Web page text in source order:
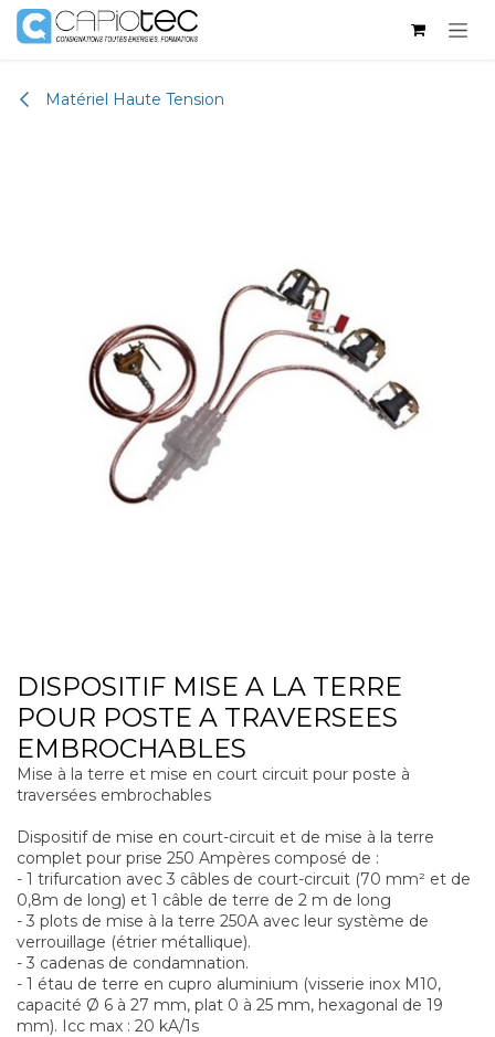
Se rendre au contenu
Matériel Haute Tension
DISPOSITIF MISE A LA TERRE
POUR POSTE A TRAVERSEES
EMBROCHABLES
Mise à la terre et mise en court circuit pour poste à
traversées embrochables
Dispositif de mise en court-circuit et de mise à la terre
complet pour prise 250 Ampères composé de :
- 1 trifurcation avec 3 câbles de court-circuit (70 mm² et de
0,8m de long) et 1 câble de terre de 2 m de long
- 3 plots de mise à la terre 250A avec leur système de
verrouillage (étrier métallique).
- 3 cadenas de condamnation.
- 1 étau de terre en cupro aluminium (visserie inox M10,
capacité Ø 6 à 27 mm, plat 0 à 25 mm, hexagonal de 19
mm). Icc max : 20 kA/1s